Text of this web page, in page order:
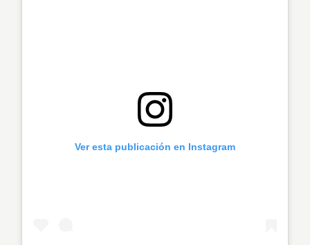
Ver esta publicación en Instagram